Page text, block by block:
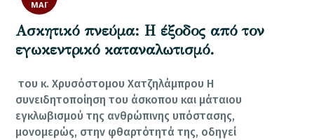
ΜΆΙ
Ασκητικό πνεύμα: Η έξοδος από τον
εγωκεντρικό καταναλωτισμό.
του κ. Χρυσόστομου Χατζηλάμπρου Η
συνειδητοποίηση του άσκοπου και μάταιου
εγκλωβισμού της ανθρώπινης υπόστασης,
μονομερώς, στην φθαρτότητά της, οδηγεί